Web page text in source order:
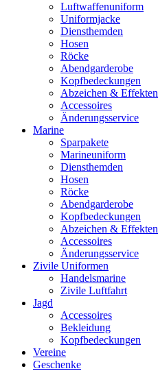
Luftwaffenuniform
Uniformjacke
Diensthemden
Hosen
Röcke
Abendgarderobe
Kopfbedeckungen
Abzeichen & Effekten
Accessoires
Änderungsservice
Marine
Sparpakete
Marineuniform
Diensthemden
Hosen
Röcke
Abendgarderobe
Kopfbedeckungen
Abzeichen & Effekten
Accessoires
Änderungsservice
Zivile Uniformen
Handelsmarine
Zivile Luftfahrt
Jagd
Accessoires
Bekleidung
Kopfbedeckungen
Vereine
Geschenke